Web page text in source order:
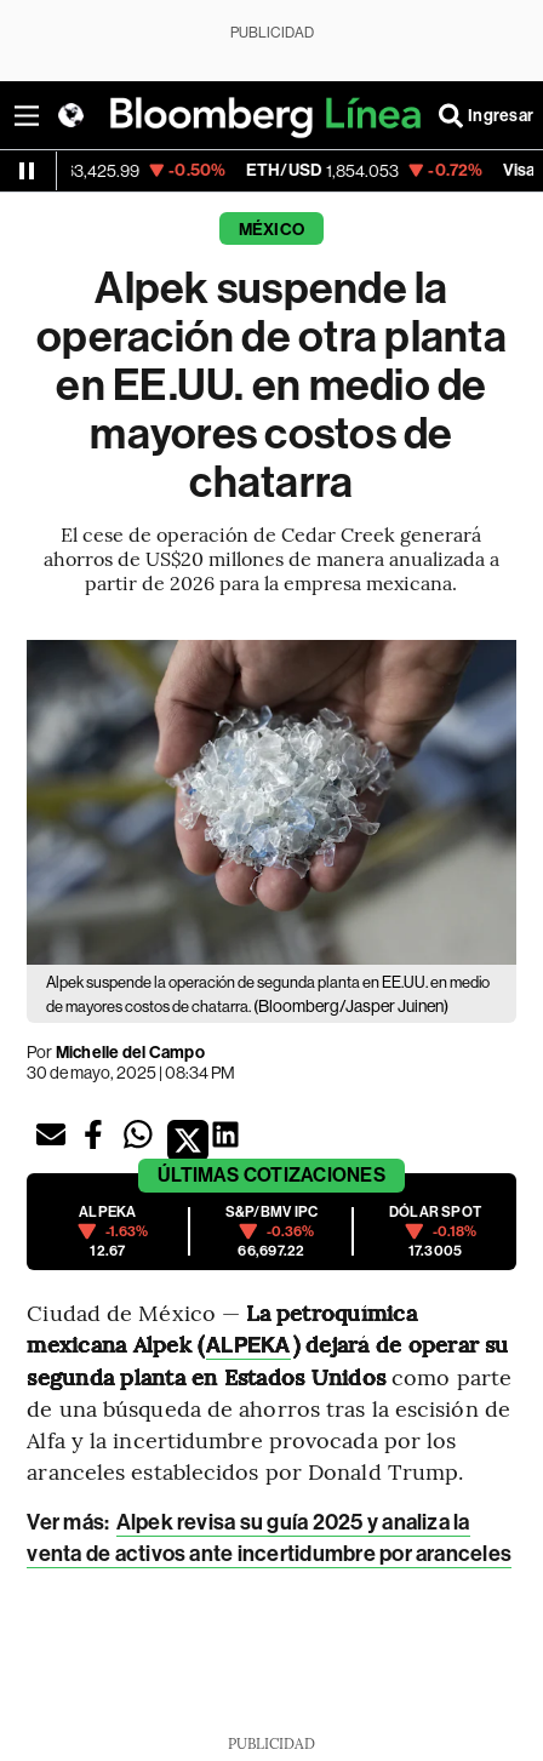
PUBLICIDAD
Ingresar
-0.50% ETH/USD 1,854.053 -0.72% Visa 365.67
MÉXICO
Alpek suspende la
operación de otra planta
en EE.UU. en medio de
mayores costos de
chatarra
El cese de operación de Cedar Creek generará
ahorros de US$20 millones de manera anualizada a
partir de 2026 para la empresa mexicana.
Alpek suspende la operación de segunda planta en EE.UU. en medio
de mayores costos de chatarra. (Bloomberg/Jasper Juinen)
PorMichelle del Campo
30 de mayo, 2025 | 08:34 PM
ÚLTIMAS COTIZACIONES
ALPEKA
-1.63%
12.67
S&P/BMV IPC
-0.36%
66,697.22
DÓLAR SPOT
-0.18%
17.3005
Ciudad de México — La petroquímica
mexicana Alpek (ALPEKA) dejará de operar su
segunda planta en Estados Unidoscomo parte
de una búsqueda de ahorros tras la escisión de
Alfa y la incertidumbre provocada por los
aranceles establecidos por Donald Trump.
Ver más: Alpek revisa su guía 2025 y analiza la
venta de activos ante incertidumbre por aranceles
PUBLICIDAD